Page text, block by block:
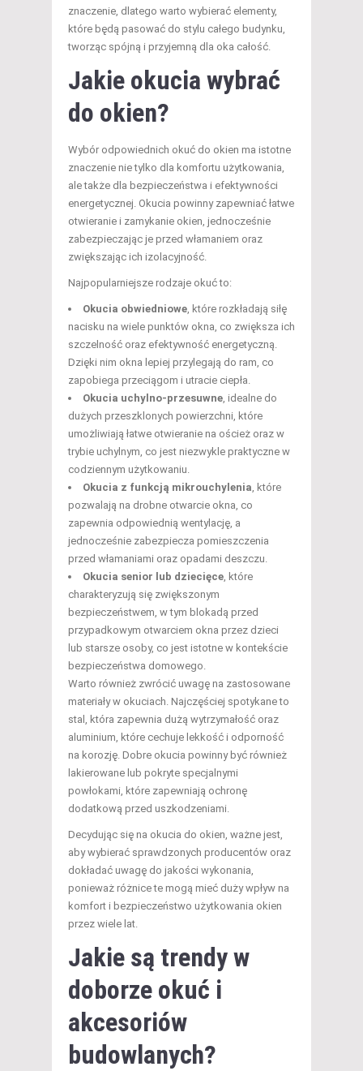
znaczenie, dlatego warto wybierać elementy,
które będą pasować do stylu całego budynku,
tworząc spójną i przyjemną dla oka całość.
Jakie okucia wybrać
do okien?
Wybór odpowiednich okuć do okien ma istotne
znaczenie nie tylko dla komfortu użytkowania,
ale także dla bezpieczeństwa i efektywności
energetycznej. Okucia powinny zapewniać łatwe
otwieranie i zamykanie okien, jednocześnie
zabezpieczając je przed włamaniem oraz
zwiększając ich izolacyjność.
Najpopularniejsze rodzaje okuć to:
Okucia obwiedniowe , które rozkładają siłę
nacisku na wiele punktów okna, co zwiększa ich
szczelność oraz efektywność energetyczną.
Dzięki nim okna lepiej przylegają do ram, co
zapobiega przeciągom i utracie ciepła.
Okucia uchylno-przesuwne , idealne do
dużych przeszklonych powierzchni, które
umożliwiają łatwe otwieranie na oścież oraz w
trybie uchylnym, co jest niezwykle praktyczne w
codziennym użytkowaniu.
Okucia z funkcją mikrouchylenia , które
pozwalają na drobne otwarcie okna, co
zapewnia odpowiednią wentylację, a
jednocześnie zabezpiecza pomieszczenia
przed włamaniami oraz opadami deszczu.
Okucia senior lub dziecięce , które
charakteryzują się zwiększonym
bezpieczeństwem, w tym blokadą przed
przypadkowym otwarciem okna przez dzieci
lub starsze osoby, co jest istotne w kontekście
bezpieczeństwa domowego.
Warto również zwrócić uwagę na zastosowane
materiały w okuciach. Najczęściej spotykane to
stal, która zapewnia dużą wytrzymałość oraz
aluminium, które cechuje lekkość i odporność
na korozję. Dobre okucia powinny być również
lakierowane lub pokryte specjalnymi
powłokami, które zapewniają ochronę
dodatkową przed uszkodzeniami.
Decydując się na okucia do okien, ważne jest,
aby wybierać sprawdzonych producentów oraz
dokładać uwagę do jakości wykonania,
ponieważ różnice te mogą mieć duży wpływ na
komfort i bezpieczeństwo użytkowania okien
przez wiele lat.
Jakie są trendy w
doborze okuć i
akcesoriów
budowlanych?